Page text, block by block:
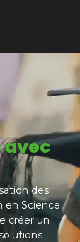
avec
des
en Science
créer un